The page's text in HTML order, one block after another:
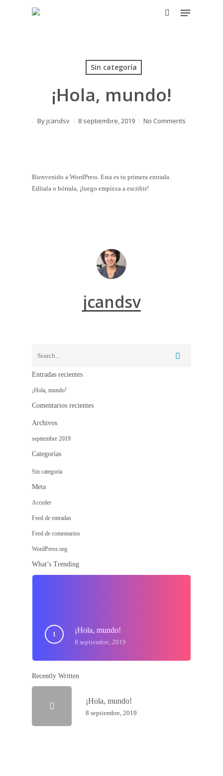
Menu
Sin categoría
¡Hola, mundo!
Byjcandsv 8 septiembre, 2019 No Comments
Bienvenido a WordPress. Esta es tu primera entrada.
Edítala o bórrala, ¡luego empieza a escribir!
jcandsv
Entradas recientes
¡Hola, mundo!
Comentarios recientes
Archivos
septiembre 2019
Categorías
Sin categoría
Meta
Acceder
Feed de entradas
Feed de comentarios
WordPress.org
What’s Trending
¡Hola, mundo!
8 septiembre, 2019
Recently Written
¡Hola, mundo!
8 septiembre, 2019